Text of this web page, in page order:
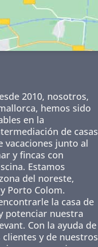
2010, nosotros,
, hemos sido
en la
de casas
vacaciones junto al
y fincas con
Estamos
del noreste,
Porto Colom.
la casa de
potenciar nuestra
Con la ayuda de
y de nuestros